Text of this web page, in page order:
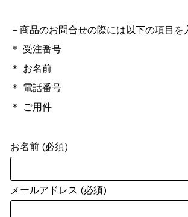
－商品のお問合せの際には以下の項目を
＊ 受注番号
＊ お名前
＊ 電話番号
＊ ご用件
お名前 (必須)
メールアドレス (必須)